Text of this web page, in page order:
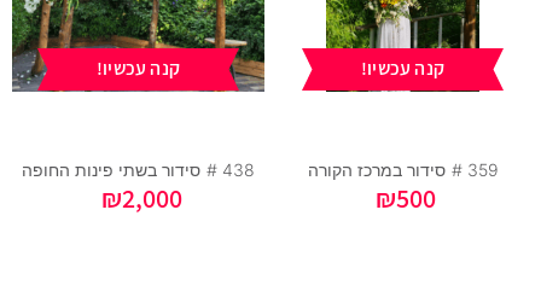
359 # סידור במרכז הקורה
₪500
קנה עכשיו!
438 # סידור בשתי פינות החופה
₪2,000
קנה עכשיו!